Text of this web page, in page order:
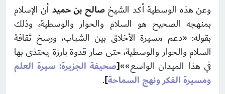
وعن هذه الوسطية أكد الشيخصالح بن حميد أن الإسلام
بمنهجه الصحيح هو السلام والحوار والوسطية، وذلك
بقوله: «دعم مسيرة الأخلاق بين الشباب، ورسخ ثقافة
السلام والحوار والوسطية، حتى صار قدوة بارزة يحتذى بها
في هذا الميدان الواسع»»[صحيفة الجزيرة: سيرة العلم
ومسيرة الفكر ونهج السماحة]
.